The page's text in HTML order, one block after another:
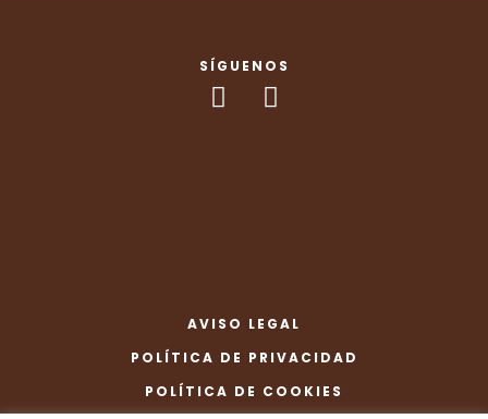
SÍGUENOS
AVISO LEGAL
POLÍTICA DE PRIVACIDAD
POLÍTICA DE COOKIES